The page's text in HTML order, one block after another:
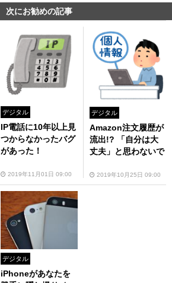
次にお勧めの記事
デジタル
IP電話に10年以上見
つからなかったバグ
があった！
2019年11月01日 09:00
デジタル
Amazon注文履歴が
流出!? 「自分は大
丈夫」と思わないで
2019年10月25日 09:00
デジタル
iPhoneがあなたを